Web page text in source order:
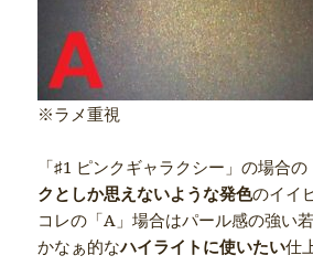
※ラメ重視
「♯1 ピンクギャラクシー」の場合
クとしか思えないような発色のイイ
コレの「A」場合はパール感の強い
かなぁ的なハイライトに使いたい仕